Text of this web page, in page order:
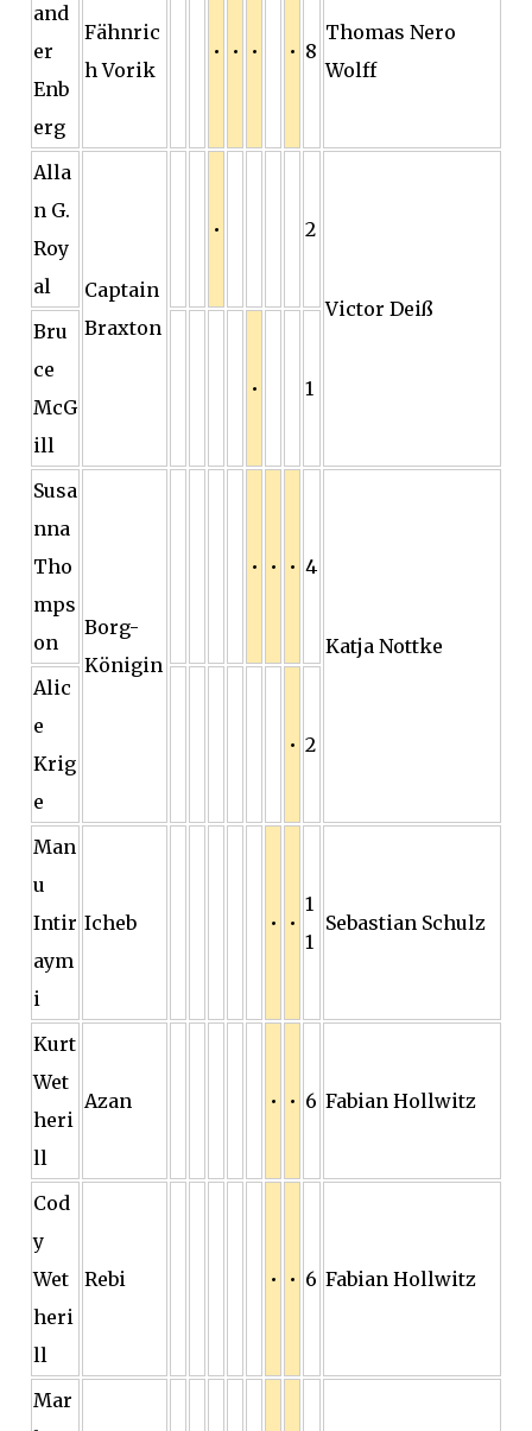
and
er
Enb
erg
Fähnric
h Vorik
• • • • 8
Thomas Nero
Wolff
Alla
n G.
Roy
al
Captain
Braxton
• 2
Victor Deiß
Bru
ce
McG
ill
• 1
Susa
nna
Tho
mps
on
Borg-
Königin
• • • 4
Katja Nottke
Alic
e
Krig
e
• 2
Man
u
Intir
aym
i
Icheb • •
1
1
Sebastian Schulz
Kurt
Wet
heri
ll
Azan • • 6 Fabian Hollwitz
Cod
y
Wet
heri
ll
Rebi • • 6 Fabian Hollwitz
Mar